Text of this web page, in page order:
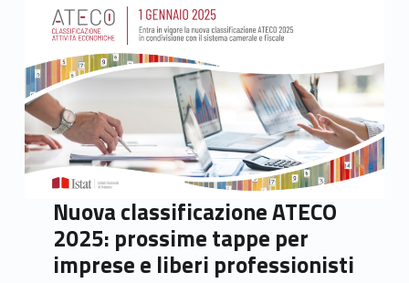
Nuova classificazione ATECO
2025: prossime tappe per
imprese e liberi professionisti